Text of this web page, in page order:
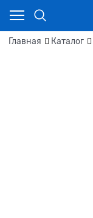
Главная Каталог